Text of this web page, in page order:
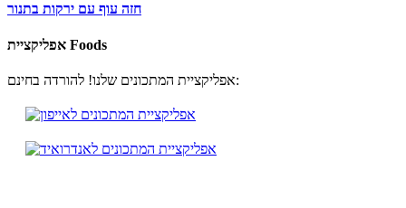
חזה עוף עם ירקות בתנור
אפליקציית Foods
אפליקציית המתכונים שלנו! להורדה בחינם: